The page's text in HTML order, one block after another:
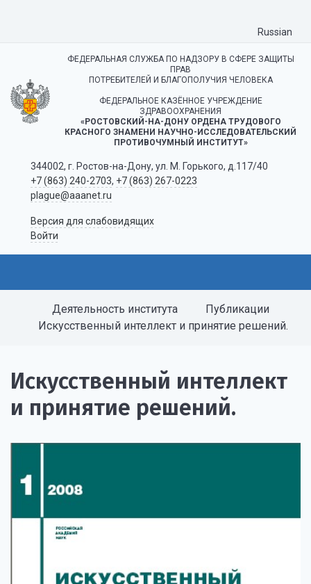
Russian
ФЕДЕРАЛЬНАЯ СЛУЖБА ПО НАДЗОРУ В СФЕРЕ ЗАЩИТЫ
ПРАВ
ПОТРЕБИТЕЛЕЙ И БЛАГОПОЛУЧИЯ ЧЕЛОВЕКА
ФЕДЕРАЛЬНОЕ КАЗЁННОЕ УЧРЕЖДЕНИЕ
ЗДРАВООХРАНЕНИЯ
«РОСТОВСКИЙ-НА-ДОНУ ОРДЕНА ТРУДОВОГО
КРАСНОГО ЗНАМЕНИ НАУЧНО-ИССЛЕДОВАТЕЛЬСКИЙ
ПРОТИВОЧУМНЫЙ ИНСТИТУТ»
344002, г. Ростов-на-Дону, ул. М. Горького, д.117/40
+7 (863) 240-2703, +7 (863) 267-0223
plague@aaanet.ru
Версия для слабовидящих
Войти
Деятельность института
Публикации
Искусственный интеллект и принятие решений.
Искусственный интеллект
и принятие решений.